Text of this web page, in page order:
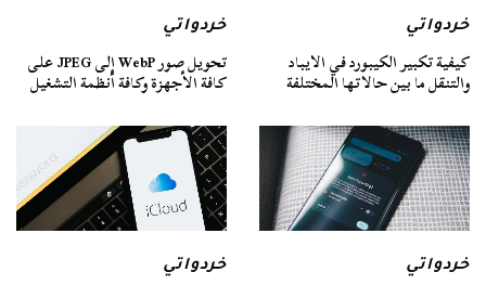
خردواتي
كيفية تكبير الكيبورد في الايباد
والتنقل ما بين حالاتها المختلفة
خردواتي
تحويل صور WebP إلى JPEG على
كافة الأجهزة وكافة أنظمة التشغيل
خردواتي خردواتي